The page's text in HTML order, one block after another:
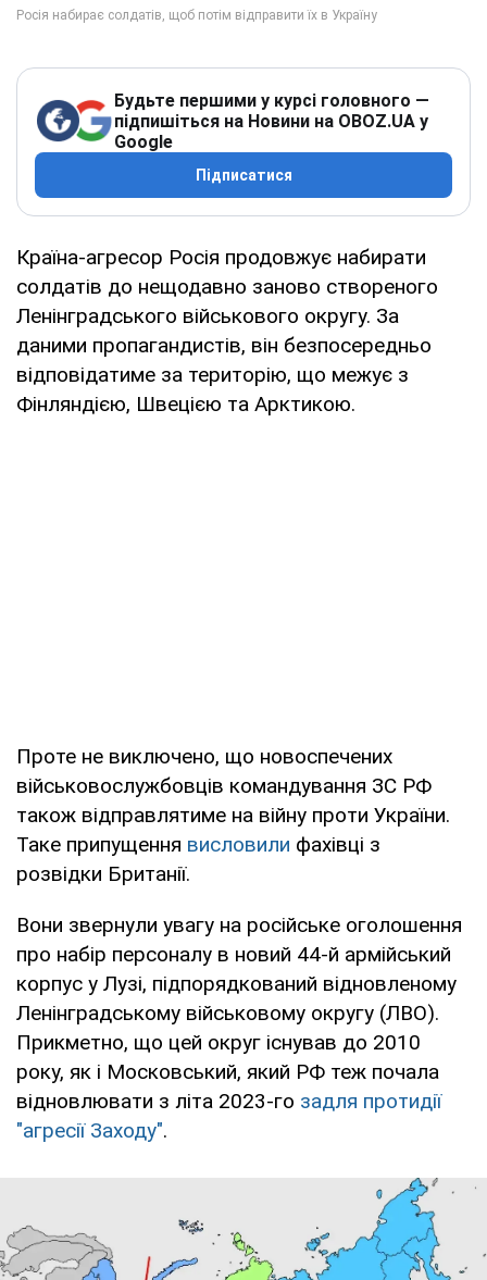
Будьте першими у курсі головного —
підпишіться на Новини на OBOZ.UA у
Google
Підписатися
Країна-агресор Росія продовжує набирати
солдатів до нещодавно заново створеного
Ленінградського військового округу. За
даними пропагандистів, він безпосередньо
відповідатиме за територію, що межує з
Фінляндією, Швецією та Арктикою.
Проте не виключено, що новоспечених
військовослужбовців командування ЗС РФ
також відправлятиме на війну проти України.
Таке припущення висловили фахівці з
розвідки Британії.
Вони звернули увагу на російське оголошення
про набір персоналу в новий 44-й армійський
корпус у Лузі, підпорядкований відновленому
Ленінградському військовому округу (ЛВО).
Прикметно, що цей округ існував до 2010
року, як і Московський, який РФ теж почала
відновлювати з літа 2023-го задля протидії
"агресії Заходу".